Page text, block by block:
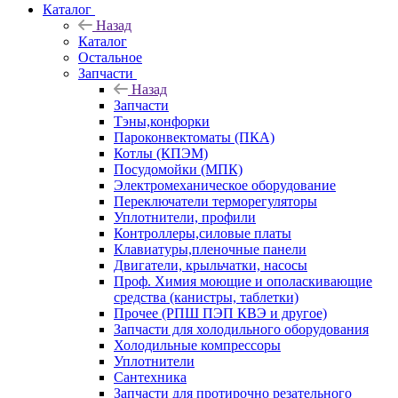
Каталог
Назад
Каталог
Остальное
Запчасти
Назад
Запчасти
Тэны,конфорки
Пароконвектоматы (ПКА)
Котлы (КПЭМ)
Посудомойки (МПК)
Электромеханическое оборудование
Переключатели терморегуляторы
Уплотнители, профили
Контроллеры,силовые платы
Клавиатуры,пленочные панели
Двигатели, крыльчатки, насосы
Проф. Химия моющие и ополаскивающие
средства (канистры, таблетки)
Прочее (РПШ ПЭП КВЭ и другое)
Запчасти для холодильного оборудования
Холодильные компрессоры
Уплотнители
Сантехника
Запчасти для протирочно резательного